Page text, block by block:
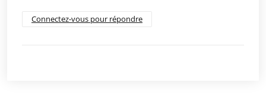
Connectez-vous pour répondre